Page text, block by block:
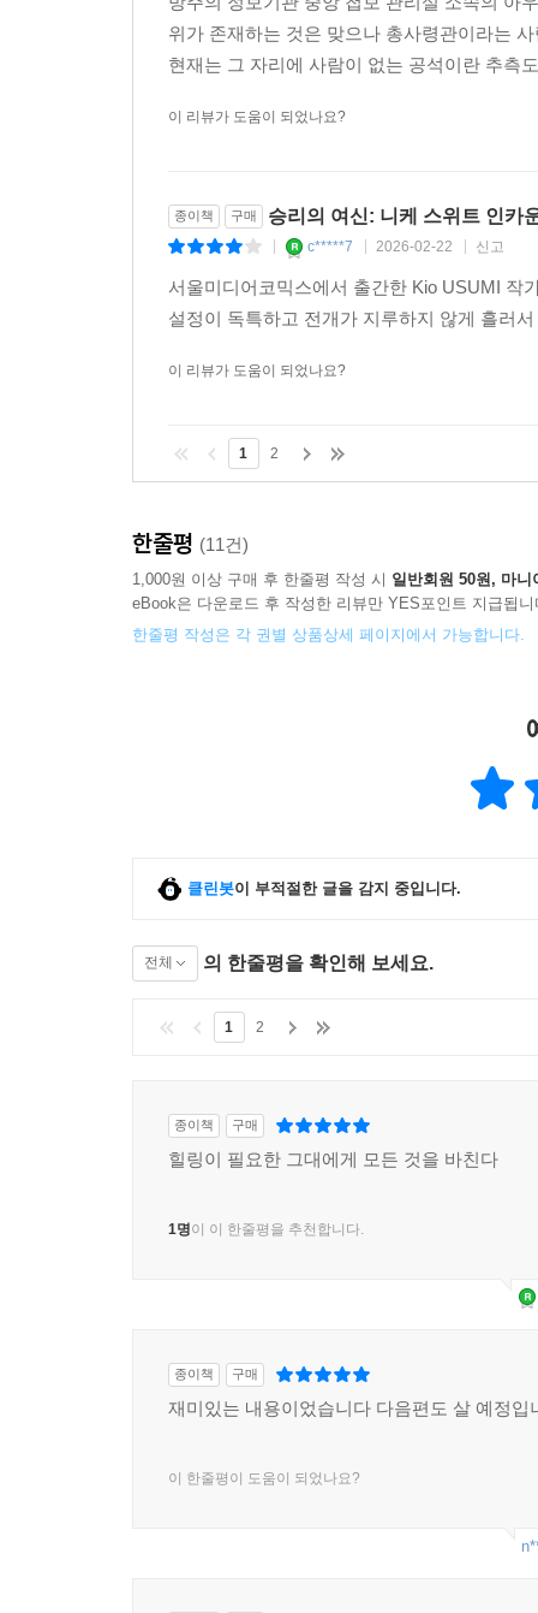
위가 존재하는 것은 맞으나 총사령관이라는
현재는 그 자리에 사람이 없는 공석이란 추측
이 리뷰가 도움이 되었나요?
종이책 구매 승리의 여신: 니케 스위트 인카
c*****7 2026-02-22 신고
서울미디어코믹스에서 출간한 Kio USUMI 작
설정이 독특하고 전개가 지루하지 않게 흘러
이 리뷰가 도움이 되었나요?
1 2
한줄평 (11건)
1,000원 이상 구매 후 한줄평 작성 시 일반회원 50원, 마니
eBook은 다운로드 후 작성한 리뷰만 YES포인트 지급됩니
한줄평 작성은 각 권별 상품상세 페이지에서 가능합니다.
클린봇이 부적절한 글을 감지 중입니다.
전체 의 한줄평을 확인해 보세요.
1 2
종이책 구매
힐링이 필요한 그대에게 모든 것을 바친다
1명이 이 한줄평을 추천합니다.
종이책 구매
재미있는 내용이었습니다 다음편도 살 예정입
이 한줄평이 도움이 되었나요?